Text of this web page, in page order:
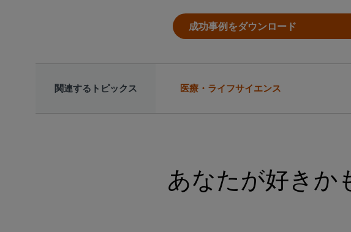
成功事例をダウンロード
関連するトピックス 医療・ライフサイエンス
あなたが好きか